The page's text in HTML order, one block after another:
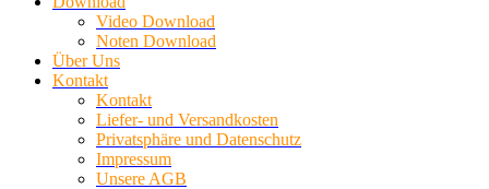
Video Download
Noten Download
Über Uns
Kontakt
Kontakt
Liefer- und Versandkosten
Privatsphäre und Datenschutz
Impressum
Unsere AGB